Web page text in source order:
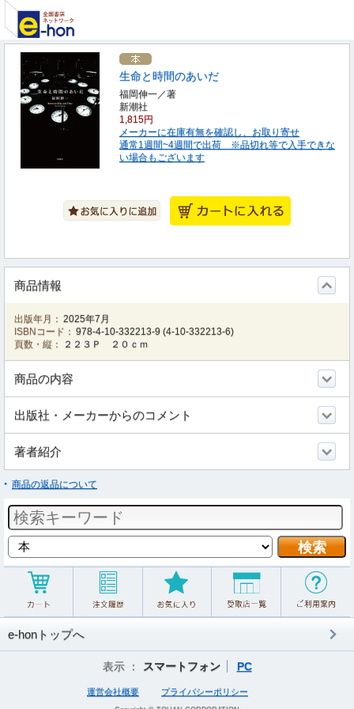
生命と時間のあいだ
福岡伸一／著
新潮社
1,815円
メーカーに在庫有無を確認し、お取り寄せ
通常1週間~4週間で出荷 ※品切れ等で入手できな
い場合もございます
商品情報
出版年月： 2025年7月
ISBNコード： 978-4-10-332213-9 (4-10-332213-6)
頁数・縦：
２２３Ｐ ２０ｃｍ
商品の内容
出版社・メーカーからのコメント
著者紹介
商品の返品について
e-honトップへ
表示 ： スマートフォン PC
運営会社概要 プライバシーポリシー